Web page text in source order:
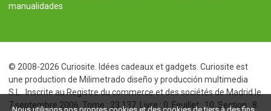
manualidades
© 2008-2026 Curiosite. Idées cadeaux et gadgets. Curiosite est
une production de Milimetrado diseño y producción multimedia
S.L.. Inscrite au Registre du commerce et des sociétés de Madrid le
7 septembre 2006. Tome : 23.137. Livre : 0. Feuillet : 10. Section : 8.
Nous utilisons nos propres cookies et des cookies de tiers à des fins